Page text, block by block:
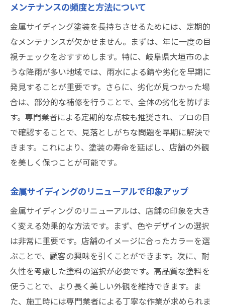
施工後にできるセルフチェック方法
メンテナンスの頻度と方法について
金属サイディング塗装を長持ちさせるためには、定期的
なメンテナンスが欠かせません。まずは、年に一度の目
視チェックをおすすめします。特に、岐阜県大垣市のよ
うな降雨が多い地域では、雨水による錆や劣化を早期に
発見することが重要です。さらに、劣化が見つかった場
合は、部分的な補修を行うことで、全体の劣化を防げま
す。専門業者による定期的な点検も推奨され、プロの目
で確認することで、見落としがちな問題を早期に解決で
きます。これにより、塗装の寿命を延ばし、店舗の外観
を美しく保つことが可能です。
金属サイディングのリニューアルで印象アップ
金属サイディングのリニューアルは、店舗の印象を大き
く変える効果的な方法です。まず、色やデザインの選択
は非常に重要です。店舗のイメージに合ったカラーを選
ぶことで、顧客の興味を引くことができます。次に、耐
久性を考慮した塗料の選択が必要です。高品質な塗料を
使うことで、より長く美しい外観を維持できます。ま
た、施工時には専門業者による丁寧な作業が求められま